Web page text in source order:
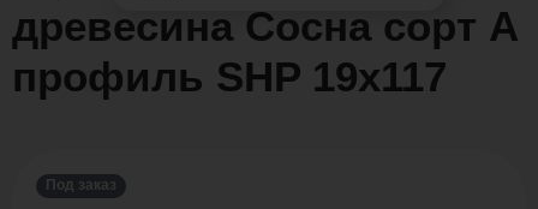
древесина Сосна сорт А
профиль SHP 19x117
Под заказ